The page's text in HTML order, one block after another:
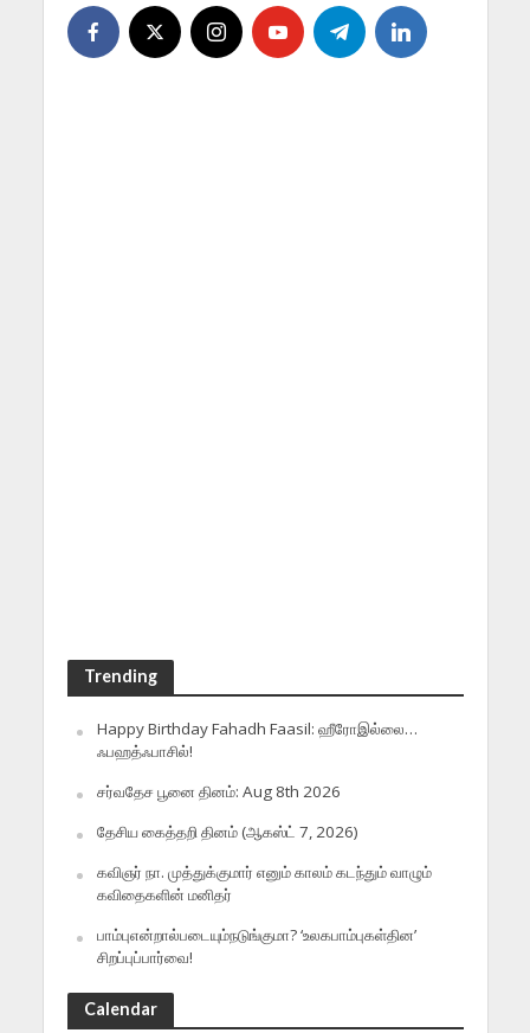
Trending
Happy Birthday Fahadh Faasil: ஹீரோஇல்லை…
ஃபஹத்ஃபாசில்!
சர்வதேச பூனை தினம்: Aug 8th 2026
தேசிய கைத்தறி தினம் (ஆகஸ்ட் 7, 2026)
கவிஞர் நா. முத்துக்குமார் எனும் காலம் கடந்தும் வாழும்
கவிதைகளின் மனிதர்
பாம்புஎன்றால்படையும்நடுங்குமா? ‘உலகபாம்புகள்தின’
சிறப்புப்பார்வை!
Calendar